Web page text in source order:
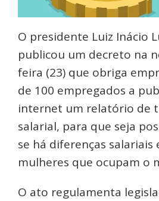
O presidente Luiz Inácio
publicou um decreto na
feira (23) que obriga
de 100 empregados a
internet um relatório de
salarial, para que seja
se há diferenças
mulheres que ocupam o
O ato regulamenta